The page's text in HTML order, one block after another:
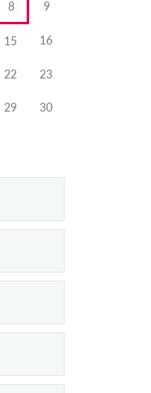
8 9
15 16
22 23
29 30